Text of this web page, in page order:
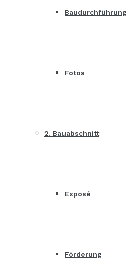
Baudurchführung
Fotos
2. Bauabschnitt
Exposé
Förderung